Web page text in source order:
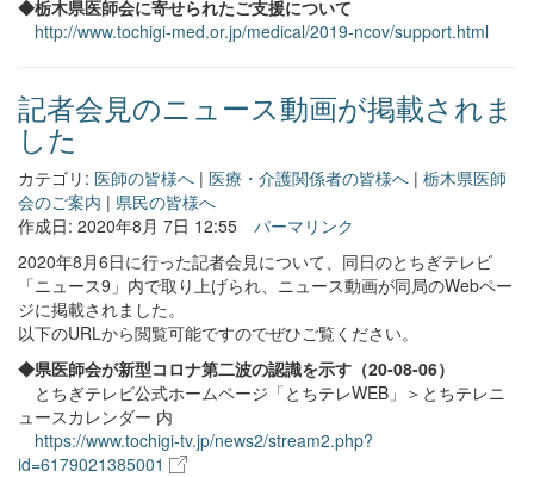
◆栃木県医師会に寄せられたご支援について
http://www.tochigi-med.or.jp/medical/2019-ncov/support.html
記者会見のニュース動画が掲載されま
した
カテゴリ: 医師の皆様へ | 医療・介護関係者の皆様へ | 栃木県医師
会のご案内 | 県民の皆様へ
作成日: 2020年8月 7日 12:55
パーマリンク
2020年8月6日に行った記者会見について、同日のとちぎテレビ
「ニュース9」内で取り上げられ、ニュース動画が同局のWebペー
ジに掲載されました。
以下のURLから閲覧可能ですのでぜひご覧ください。
◆県医師会が新型コロナ第二波の認識を示す（20-08-06）
とちぎテレビ公式ホームページ「とちテレWEB」＞とちテレニ
ュースカレンダー 内
https://www.tochigi-tv.jp/news2/stream2.php?
id=6179021385001